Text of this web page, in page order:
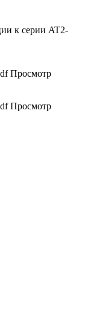
к серии AT2-
Просмотр
Просмотр